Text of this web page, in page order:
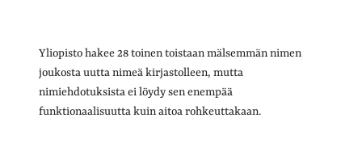
Yliopisto hakee 28 toinen toistaan mälsemmän nimen
joukosta uutta nimeä kirjastolleen, mutta
nimiehdotuksista ei löydy sen enempää
funktionaalisuutta kuin aitoa rohkeuttakaan.